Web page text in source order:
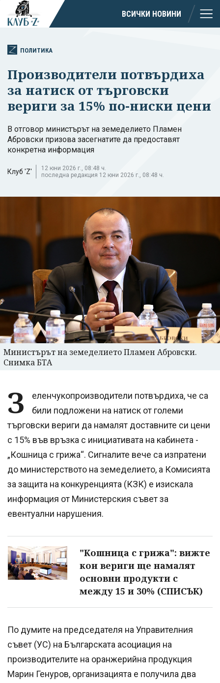
ВСИЧКИ НОВИНИ
ПОЛИТИКА
Производители потвърдиха
за натиск от търговски
вериги за 15% по-ниски цени
В отговор министърът на земеделието Пламен
Абровски призова засегнатите да предоставят
конкретна информация
Клуб 'Z'
12 юни 2026 г., 08:48 ч.
последна редакция 12 юни 2026 г., 08:48 ч.
Министърът на земеделието Пламен Абровски.
Снимка БТА
З
еленчукопроизводители потвърдиха, че са
били подложени на натиск от големи
търговски вериги да намалят доставните си цени
с 15% във връзка с инициативата на кабинета -
„Кошница с грижа“. Сигналите вече са изпратени
до министерството на земеделието, а Комисията
за защита на конкуренцията (КЗК) е изискала
информация от Министерския съвет за
евентуални нарушения.
"Кошница с грижа": вижте
кои вериги ще намалят
основни продукти с
между 15 и 30% (СПИСЪК)
По думите на председателя на Управителния
съвет (УС) на Българската асоциация на
производителите на оранжерийна продукция
Марин Генуров, организацията е получила два